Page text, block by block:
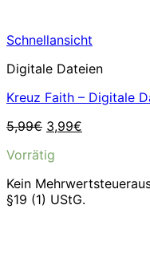
Schnellansicht
Digitale Dateien
Kreuz Faith – Digitale
5,99€ Ursprünglicher
war:
3,99€
Vorrätig
Kein
§19 (1) UStG.